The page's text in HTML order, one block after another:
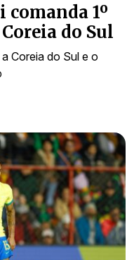
1º
do Sul
Coreia do Sul e o